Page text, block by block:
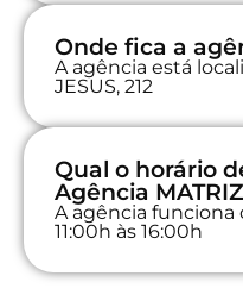
Onde fica a
A agência está
JESUS, 212
Qual o horário
Agência MATRIZ
A agência funciona
11:00h às 16:00h